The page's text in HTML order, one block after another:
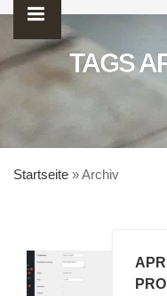
TAGS
Startseite »Archiv